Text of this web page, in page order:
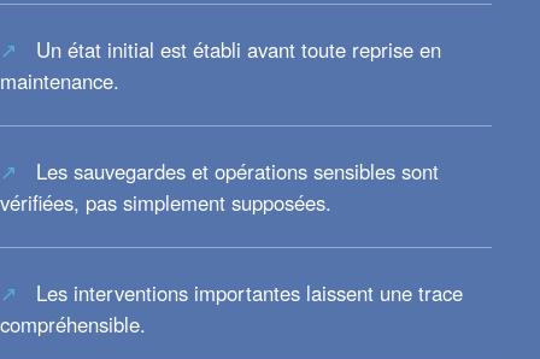
Un état initial est établi avant toute reprise en
maintenance.
Les sauvegardes et opérations sensibles sont
vérifiées, pas simplement supposées.
Les interventions importantes laissent une trace
compréhensible.